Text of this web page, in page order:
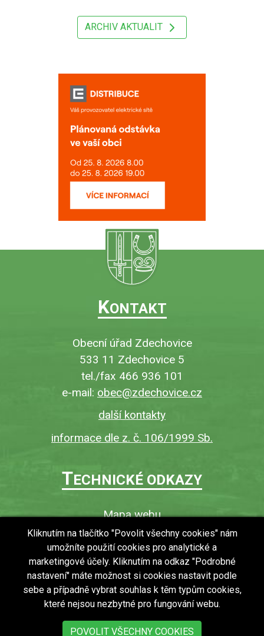
ARCHIV AKTUALIT
KONTAKT
Obecní úřad Zdechovice
533 11 Zdechovice 5
tel./fax 466 936 101
e-mail: obec@zdechovice.cz
další kontakty
informace dle z. č. 106/1999 Sb.
TECHNICKÉ ODKAZY
Mapa webu
O webu
Povinně zveřejňované informace
Ochrana osobních údajů (GDPR)
Vyhledávání
RSS
Bezbariérový přístup v obci
Kliknutím na tlačítko "Povolit všechny cookies" nám
umožníte použití cookies pro analytické a
marketingové účely. Kliknutím na odkaz "Podrobné
nastavení" máte možnost si cookies nastavit podle
sebe a případně vybrat souhlas k těm typům cookies,
které nejsou nezbytné pro fungování webu.
POVOLIT VŠECHNY COOKIES